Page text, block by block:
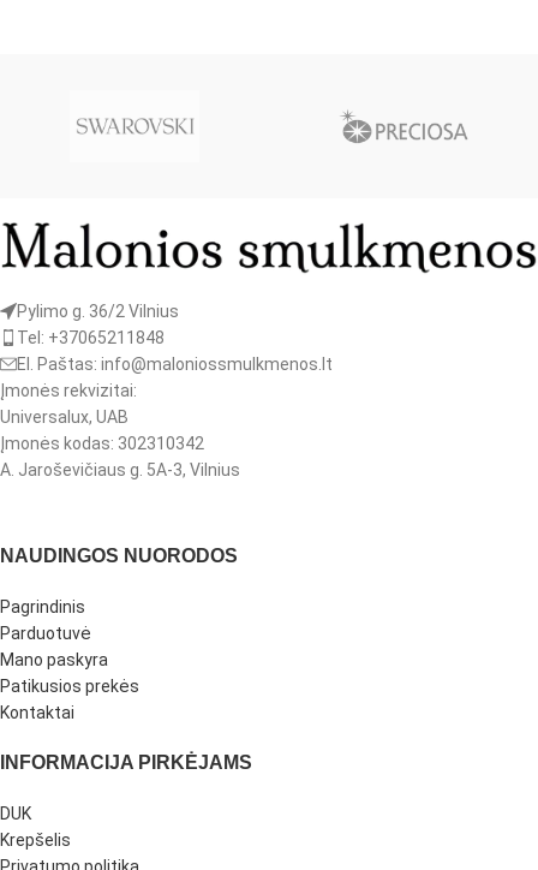
Pylimo g. 36/2 Vilnius
Tel: +37065211848
El. Paštas: info@maloniossmulkmenos.lt
Įmonės rekvizitai:
Universalux, UAB
Įmonės kodas: 302310342
A. Jaroševičiaus g. 5A-3, Vilnius
NAUDINGOS NUORODOS
Pagrindinis
Parduotuvė
Mano paskyra
Patikusios prekės
Kontaktai
INFORMACIJA PIRKĖJAMS
DUK
Krepšelis